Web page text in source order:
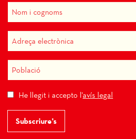
He llegit i accepto l'avís legal
Subscriure's